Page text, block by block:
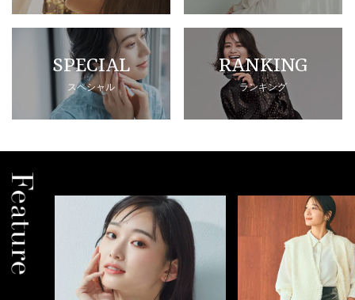
SPECIAL
スペシャル
RANKING
ランキング